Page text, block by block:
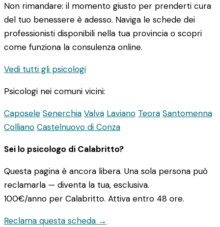
Non rimandare: il momento giusto per prenderti cura
del tuo benessere è adesso. Naviga le schede dei
professionisti disponibili nella tua provincia o scopri
come funziona la consulenza online.
Vedi tutti gli psicologi
Psicologi nei comuni vicini:
Caposele Senerchia Valva Laviano Teora Santomenna
Colliano Castelnuovo di Conza
Sei lo psicologo di Calabritto?
Questa pagina è ancora libera. Una sola persona può
reclamarla — diventa la tua, esclusiva.
100€/anno per Calabritto. Attiva entro 48 ore.
Reclama questa scheda →